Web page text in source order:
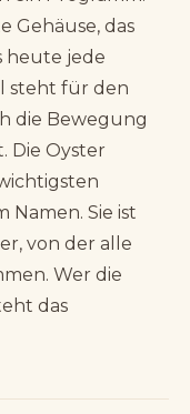
Gehäuse, das
heute jede
steht für den
die Bewegung
Die Oyster
Namen. Sie ist
von der alle
Wer die
das